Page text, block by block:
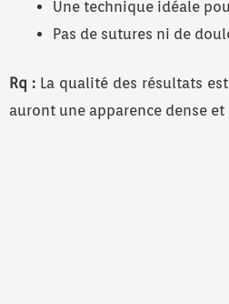
Une technique idéale
Pas de sutures ni de
Rq : La qualité des résultats
auront une apparence dense